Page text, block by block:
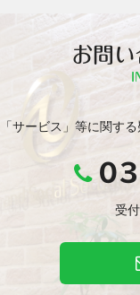
お問
「サービス」等に関す
受